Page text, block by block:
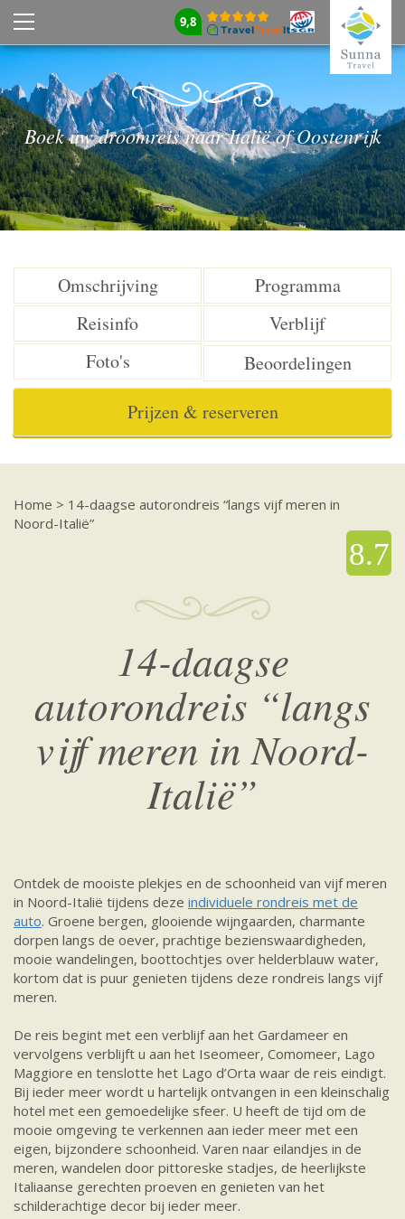
9,8
Boek uw droomreis naar Italië of Oostenrijk
Omschrijving
Programma
Reisinfo
Verblijf
Foto's
Prijzen & reserveren
Beoordelingen
8.7
Home > 14-daagse autorondreis “langs vijf meren in
Noord-Italië”
14-daagse
autorondreis “langs
vijf meren in Noord-
Italië”
Ontdek de mooiste plekjes en de schoonheid van vijf meren
in Noord-Italië tijdens deze individuele rondreis met de
auto. Groene bergen, glooiende wijngaarden, charmante
dorpen langs de oever, prachtige bezienswaardigheden,
mooie wandelingen, boottochtjes over helderblauw water,
kortom dat is puur genieten tijdens deze rondreis langs vijf
meren.
De reis begint met een verblijf aan het Gardameer en
vervolgens verblijft u aan het Iseomeer, Comomeer, Lago
Maggiore en tenslotte het Lago d’Orta waar de reis eindigt.
Bij ieder meer wordt u hartelijk ontvangen in een kleinschalig
hotel met een gemoedelijke sfeer. U heeft de tijd om de
mooie omgeving te verkennen aan ieder meer met een
eigen, bijzondere schoonheid. Varen naar eilandjes in de
meren, wandelen door pittoreske stadjes, de heerlijkste
Italiaanse gerechten proeven en genieten van het
schilderachtige decor bij ieder meer.